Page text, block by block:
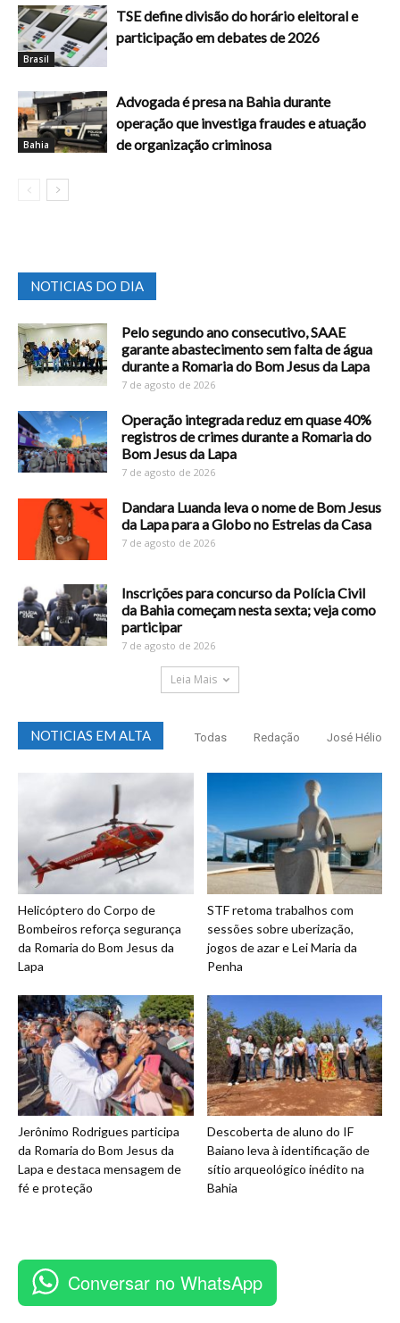
Brasil
TSE define divisão do horário eleitoral e
participação em debates de 2026
Bahia
Advogada é presa na Bahia durante
operação que investiga fraudes e atuação
de organização criminosa
NOTICIAS DO DIA
Pelo segundo ano consecutivo, SAAE
garante abastecimento sem falta de água
durante a Romaria do Bom Jesus da Lapa
7 de agosto de 2026
Operação integrada reduz em quase 40%
registros de crimes durante a Romaria do
Bom Jesus da Lapa
7 de agosto de 2026
Dandara Luanda leva o nome de Bom Jesus
da Lapa para a Globo no Estrelas da Casa
7 de agosto de 2026
Inscrições para concurso da Polícia Civil
da Bahia começam nesta sexta; veja como
participar
7 de agosto de 2026
Leia Mais
NOTICIAS EM ALTA Todas Redação José Hélio
Helicóptero do Corpo de
Bombeiros reforça segurança
da Romaria do Bom Jesus da
Lapa
STF retoma trabalhos com
sessões sobre uberização,
jogos de azar e Lei Maria da
Penha
Jerônimo Rodrigues participa
da Romaria do Bom Jesus da
Lapa e destaca mensagem de
fé e proteção
Descoberta de aluno do IF
Baiano leva à identificação de
sítio arqueológico inédito na
Bahia
Conversar no WhatsApp